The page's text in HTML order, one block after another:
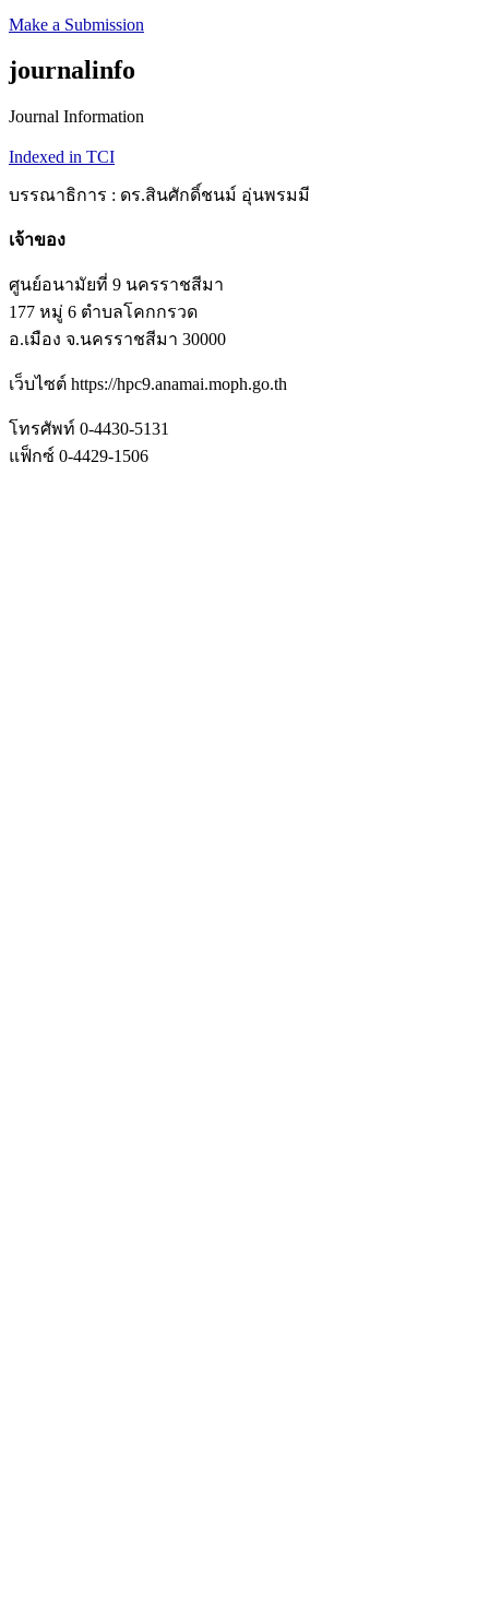
Make a Submission
journalinfo
Journal Information
Indexed in TCI
บรรณาธิการ : ดร.สินศักดิ์ชนม์ อุ่นพรมมี
เจ้าของ
ศูนย์อนามัยที่ 9 นครราชสีมา
177 หมู่ 6 ตำบลโคกกรวด
อ.เมือง จ.นครราชสีมา 30000
เว็บไซต์ https://hpc9.anamai.moph.go.th
โทรศัพท์ 0-4430-5131
แฟ็กซ์ 0-4429-1506